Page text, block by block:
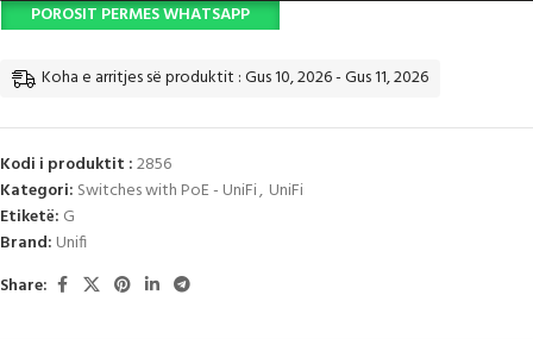
POROSIT PERMES WHATSAPP
Koha e arritjes së produktit : Gus 10, 2026 - Gus 11, 2026
Kodi i produktit :2856
Kategori: Switches with PoE - UniFi, UniFi
Etiketë: G
Brand: Unifi
Share: